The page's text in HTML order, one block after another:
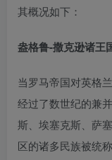
其概况如下：
盎格鲁-撒克逊诸王
当罗马帝国对英格
经过了数世纪的兼
斯、埃塞克斯、萨
区的诸多民族被统